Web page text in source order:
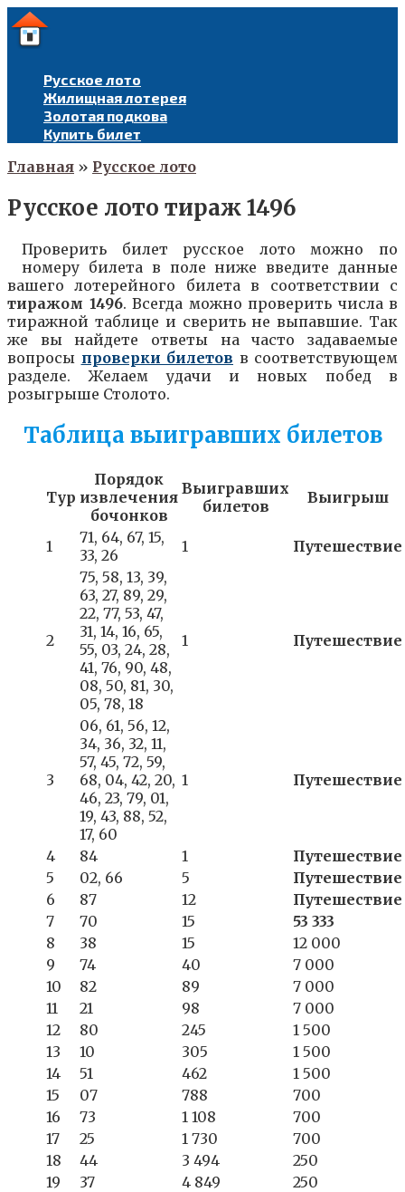
Перейти
к
контенту
Русское лото
Жилищная лотерея
Золотая подкова
Купить билет
Главная » Русское лото
Русское лото тираж 1496
Проверить билет русское лото можно по
номеру билета в поле ниже введите данные
вашего лотерейного билета в соответствии с
тиражом 1496. Всегда можно проверить числа в
тиражной таблице и сверить не выпавшие. Так
же вы найдете ответы на часто задаваемые
вопросы проверки билетов в соответствующем
разделе. Желаем удачи и новых побед в
розыгрыше Столото.
Таблица выигравших билетов
Тур
Порядок
извлечения
бочонков
Выигравших
билетов
Выигрыш
1
71, 64, 67, 15,
33, 26
1 Путешествие
2
75, 58, 13, 39,
63, 27, 89, 29,
22, 77, 53, 47,
31, 14, 16, 65,
55, 03, 24, 28,
41, 76, 90, 48,
08, 50, 81, 30,
05, 78, 18
1 Путешествие
3
06, 61, 56, 12,
34, 36, 32, 11,
57, 45, 72, 59,
68, 04, 42, 20,
46, 23, 79, 01,
19, 43, 88, 52,
17, 60
1 Путешествие
4 84 1
Путешествие
5
02, 66 5
Путешествие
6
87 12
Путешествие
7
70 15
53 333
8
38 15
12 000
9
74 40
7 000
10
82 89
7 000
11
21 98
7 000
12
80 245
1 500
13
10 305
1 500
14
51 462
1 500
15
07 788
700
16
73 1 108
700
17
25 1 730
700
18
44 3 494
250
19
37 4 849
250